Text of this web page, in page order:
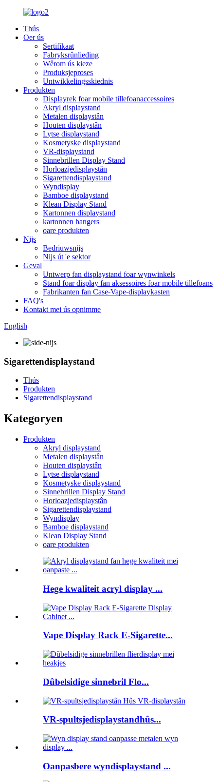
Thús
Oer ús
Sertifikaat
Fabryksrûnlieding
Wêrom ús kieze
Produksjeproses
Untwikkelingsskiednis
Produkten
Displayrek foar mobile tillefoanaccessoires
Akryl displaystand
Metalen displaystân
Houten displaystân
Lytse displaystand
Kosmetyske displaystand
VR-displaystand
Sinnebrillen Display Stand
Horloazjedisplaystân
Sigarettendisplaystand
Wyndisplay
Bamboe displaystand
Klean Display Stand
Kartonnen displaystand
kartonnen hangers
oare produkten
Nijs
Bedriuwsnijs
Nijs út 'e sektor
Geval
Untwerp fan displaystand foar wynwinkels
Stand foar display fan aksessoires foar mobile tillefoans
Fabrikanten fan Case-Vape-displaykasten
FAQ's
Kontakt mei ús opnimme
English
Sigarettendisplaystand
Thús
Produkten
Sigarettendisplaystand
Kategoryen
Produkten
Akryl displaystand
Metalen displaystân
Houten displaystân
Lytse displaystand
Kosmetyske displaystand
Sinnebrillen Display Stand
Horloazjedisplaystân
Sigarettendisplaystand
Wyndisplay
Bamboe displaystand
Klean Display Stand
oare produkten
Hege kwaliteit acryl display ...
Vape Display Rack E-Sigarette...
Dûbelsidige sinnebril Flo...
VR-spultsjedisplaystandhûs...
Oanpasbere wyndisplaystand ...